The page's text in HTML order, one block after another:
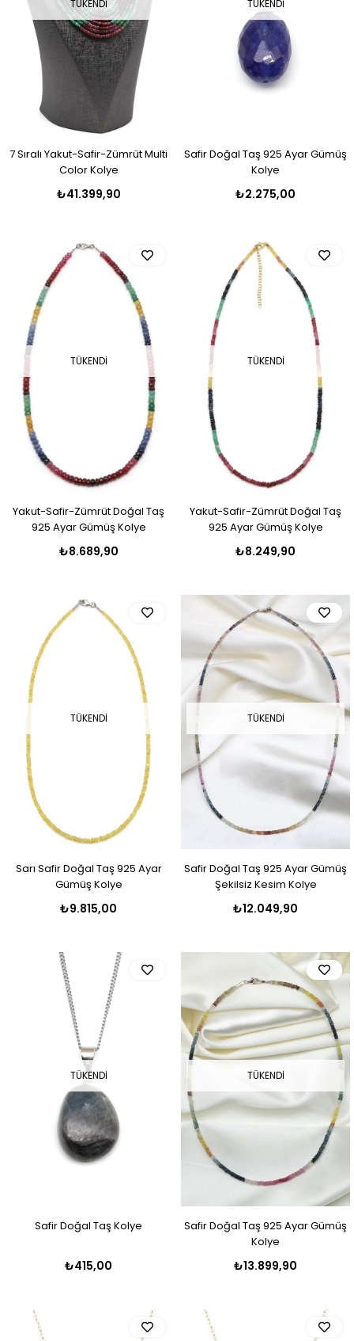
TÜKENDI
7 Sıralı Yakut-Safir-Zümrüt Multi
Color Kolye
₺41.399,90
TÜKENDI
Safir Doğal Taş 925 Ayar Gümüş
Kolye
₺2.275,00
TÜKENDI
Yakut-Safir-Zümrüt Doğal Taş
925 Ayar Gümüş Kolye
₺8.689,90
TÜKENDI
Yakut-Safir-Zümrüt Doğal Taş
925 Ayar Gümüş Kolye
₺8.249,90
TÜKENDI
Sarı Safir Doğal Taş 925 Ayar
Gümüş Kolye
₺9.815,00
TÜKENDI
Safir Doğal Taş 925 Ayar Gümüş
Şekilsiz Kesim Kolye
₺12.049,90
TÜKENDI
Safir Doğal Taş Kolye
₺415,00
TÜKENDI
Safir Doğal Taş 925 Ayar Gümüş
Kolye
₺13.899,90